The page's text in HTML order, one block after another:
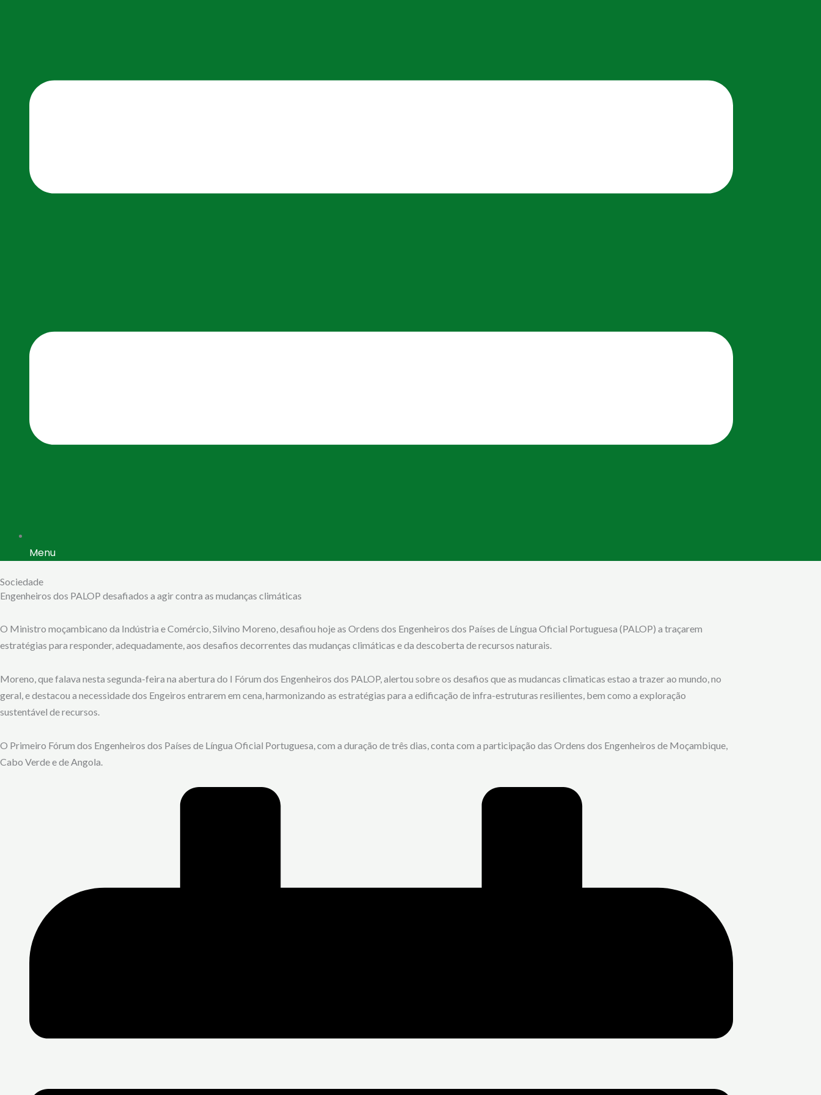
Menu
Sociedade
Engenheiros dos PALOP desafiados a agir contra as mudanças climáticas
O Ministro moçambicano da Indústria e Comércio, Silvino Moreno, desafiou hoje as Ordens dos Engenheiros dos Países de Língua Oficial Portuguesa (PALOP) a traçarem
estratégias para responder, adequadamente, aos desafios decorrentes das mudanças climáticas e da descoberta de recursos naturais.
Moreno, que falava nesta segunda-feira na abertura do I Fórum dos Engenheiros dos PALOP, alertou sobre os desafios que as mudancas climaticas estao a trazer ao mundo, no
geral, e destacou a necessidade dos Engeiros entrarem em cena, harmonizando as estratégias para a edificação de infra-estruturas resilientes, bem como a exploração
sustentável de recursos.
O Primeiro Fórum dos Engenheiros dos Países de Língua Oficial Portuguesa, com a duração de três dias, conta com a participação das Ordens dos Engenheiros de Moçambique,
Cabo Verde e de Angola.